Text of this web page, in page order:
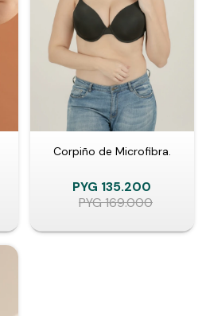
Corpiño de Microfibra.
PYG 135.200
PYG169.000